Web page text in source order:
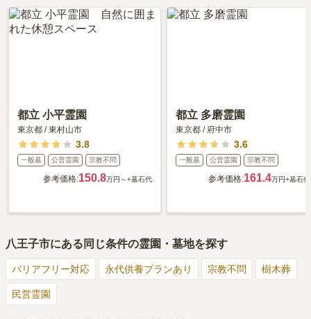
都立 小平霊園
東京都 /東村山市
3.8
一般墓 公営霊園 宗教不問
参考価格:150.8万円～+墓石代
都立 多磨霊園
東京都 / 府中市
3.6
一般墓 公営霊園 宗教不問
参考価格:161.4万円+墓石代
八王子市にある同じ条件の霊園・墓地を探す
バリアフリー対応 永代供養プランあり 宗教不問 樹木葬
民営霊園